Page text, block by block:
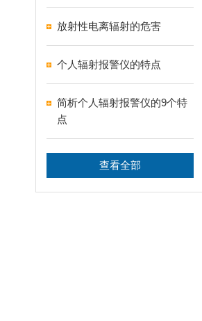
放射性电离辐射的危害
个人辐射报警仪的特点
简析个人辐射报警仪的9个特
点
查看全部